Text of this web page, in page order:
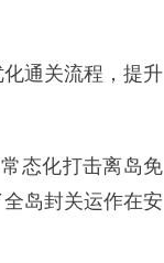
通关流程，提升
态化打击离岛免
岛封关运作在安